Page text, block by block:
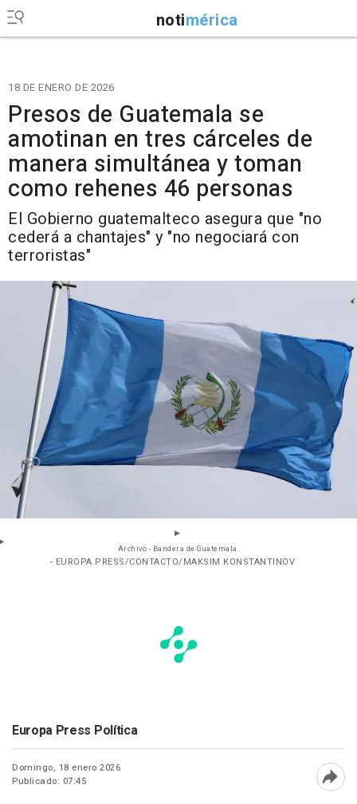
notimérica
18 DE ENERO DE 2026
Presos de Guatemala se
amotinan en tres cárceles de
manera simultánea y toman
como rehenes 46 personas
El Gobierno guatemalteco asegura que "no
cederá a chantajes" y "no negociará con
terroristas"
Archivo - Bandera de Guatemala.
- EUROPA PRESS/CONTACTO/MAKSIM KONSTANTINOV
Europa Press Política
Domingo, 18 enero 2026
Publicado: 07:45